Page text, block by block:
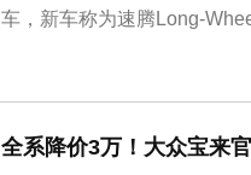
车，新车称为速腾Long-
全系降价3万！大众宝来